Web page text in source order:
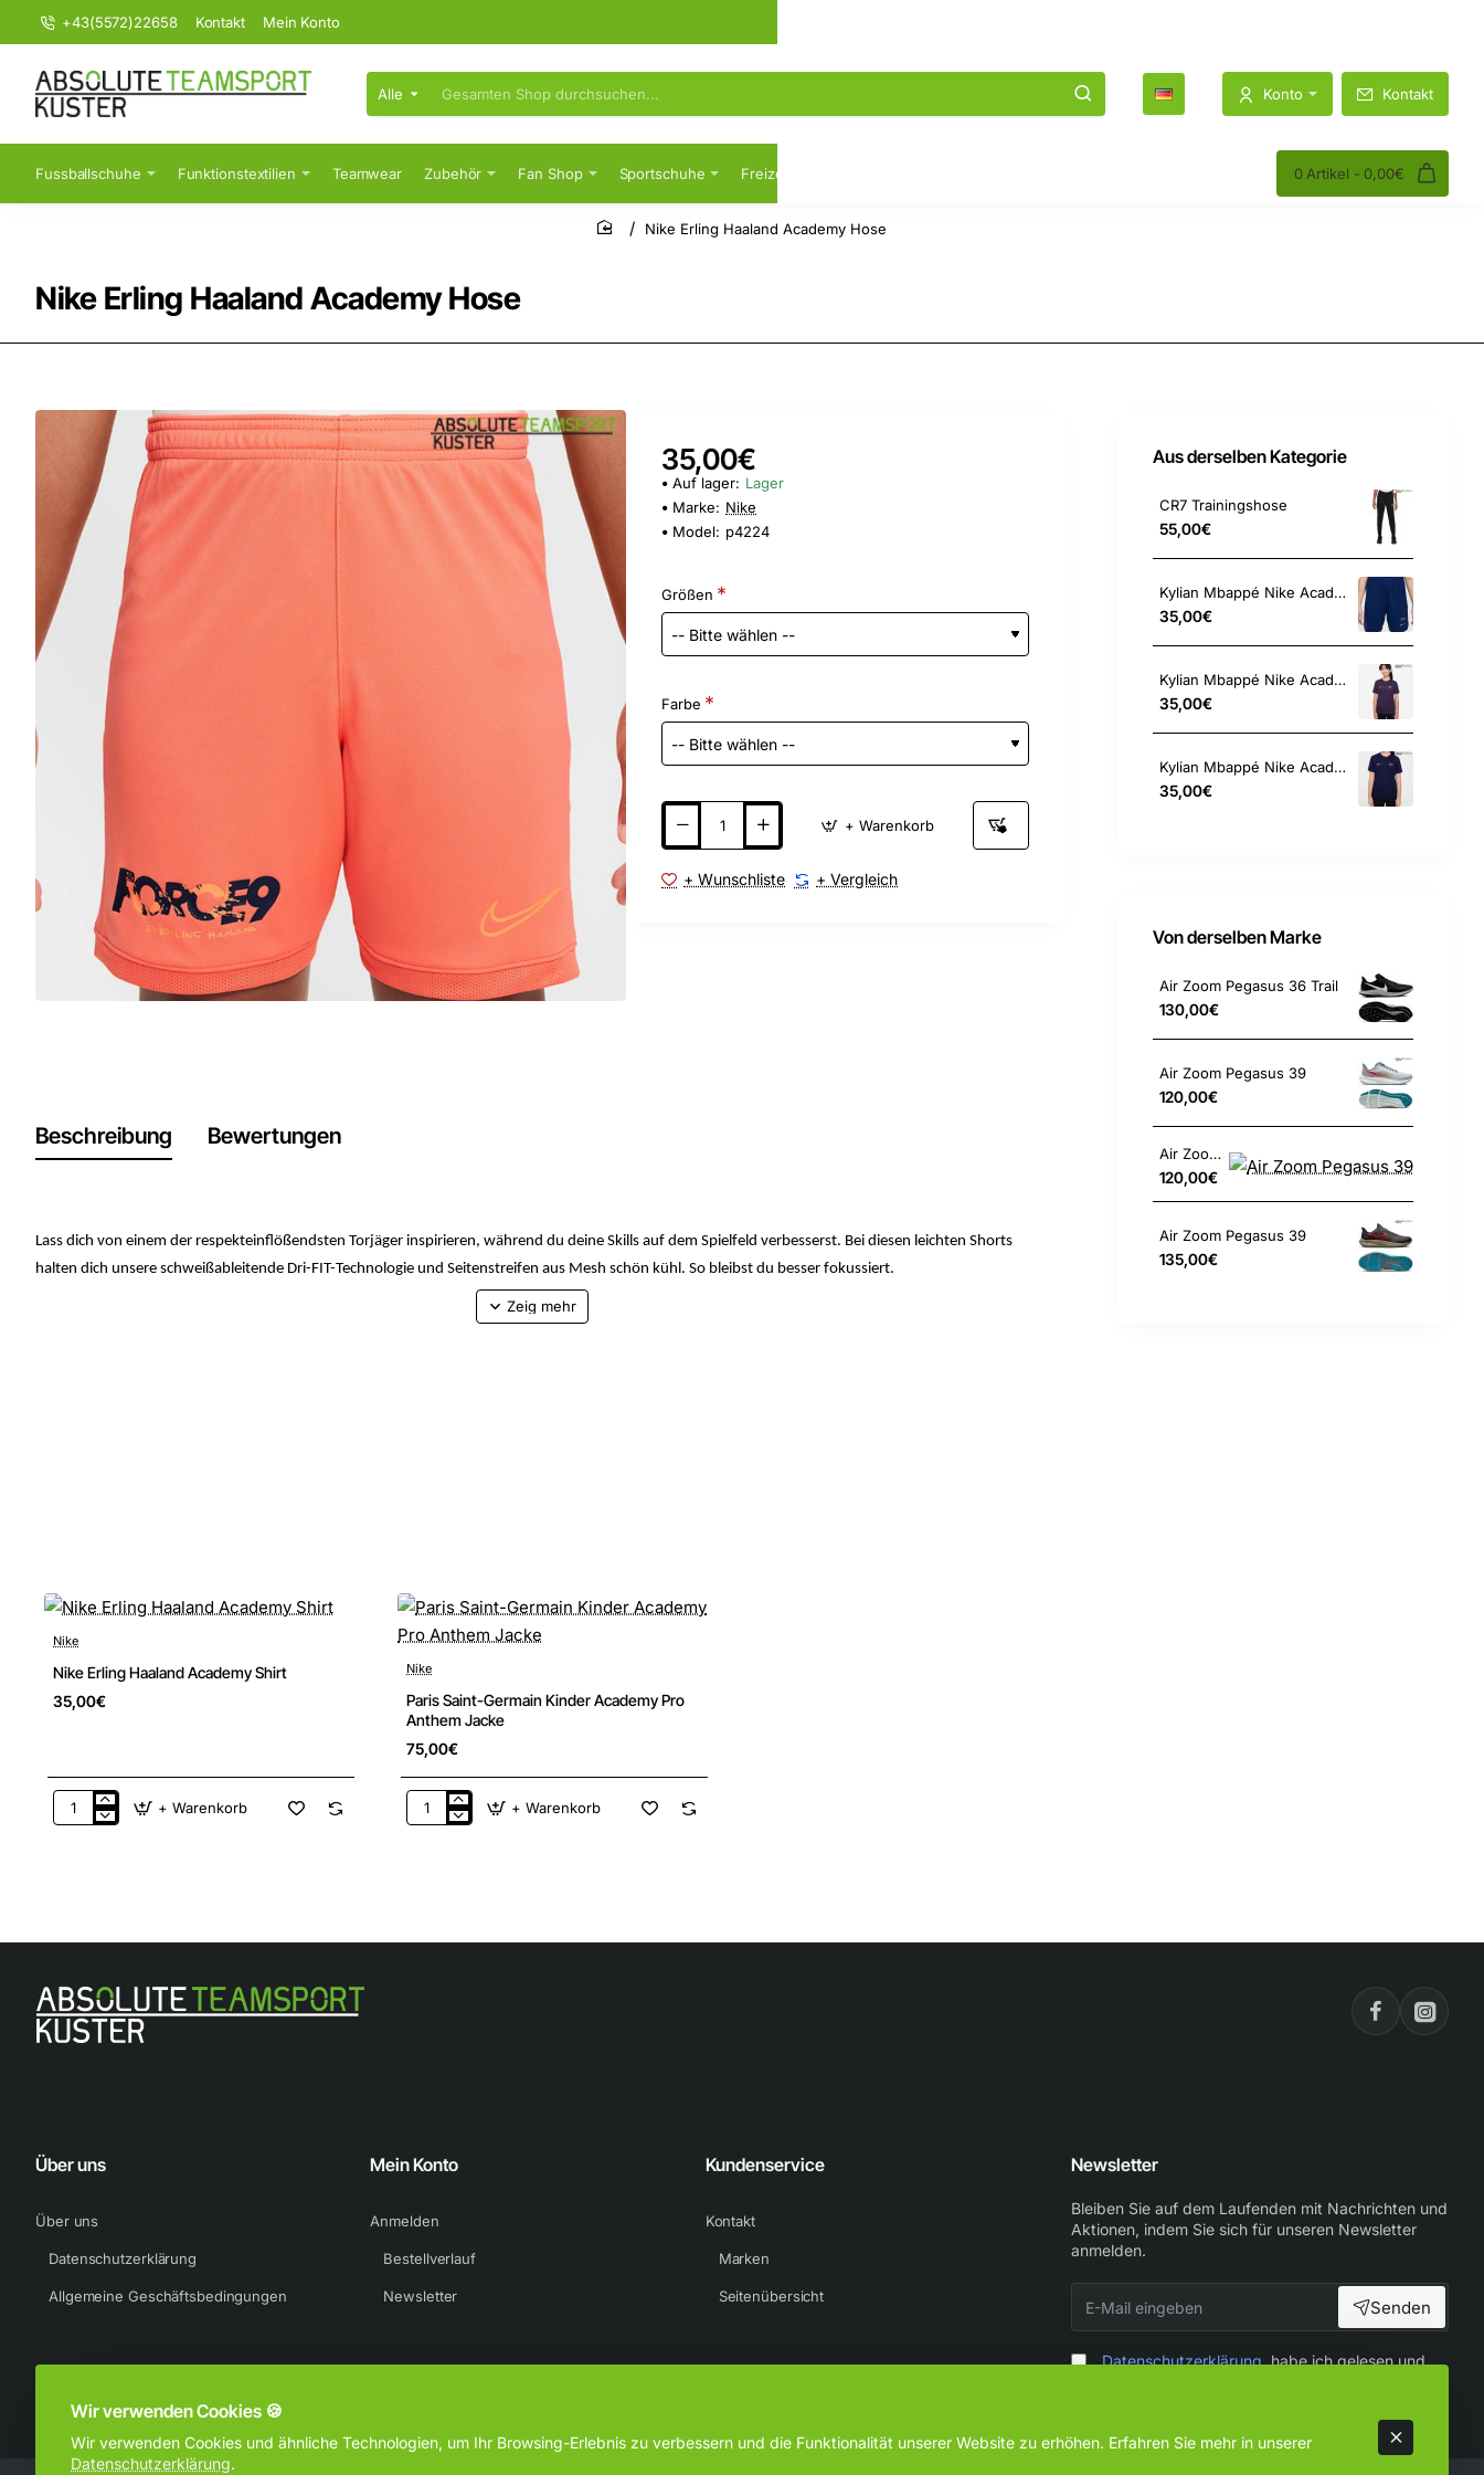
Wir verwenden Cookies 🍪
Wir verwenden Cookies und ähnliche Technologien, um Ihr Browsing-Erlebnis zu verbessern und die Funktionalität unserer Website zu erhöhen. Erfahren Sie mehr in unserer
Datenschutzerklärung.
+43(5572)22658 Kontakt Mein Konto
Alle
Gesamten
Shop
Konto Kontakt
Fussballschuhe Funktionstextilien Teamwear Zubehör Fan Shop Sportschuhe Freizeit 0 Artikel - 0,00€
Nike Erling Haaland Academy Hose
home
Nike Erling Haaland Academy Hose
35,00€
Auf lager: Lager
Marke: Nike
Model: p4224
Größen
Farbe
+ Warenkorb
+ Wunschliste + Vergleich
Beschreibung Bewertungen
Lass dich von einem der respekteinflößendsten Torjäger inspirieren, während du deine Skills auf dem Spielfeld verbesserst. Bei diesen leichten Shorts
halten dich unsere schweißableitende Dri-FIT-Technologie und Seitenstreifen aus Mesh schön kühl. So bleibst du besser fokussiert.
Aus derselben Kategorie
CR7 Trainingshose
55,00€
Kylian Mbappé Nike Academy Hose
35,00€
Kylian Mbappé Nike Academy Kinder Shirt
35,00€
Kylian Mbappé Nike Academy25 Shirt
35,00€
Von derselben Marke
Air Zoom Pegasus 36 Trail
130,00€
Air Zoom Pegasus 39
120,00€
Air Zoom Pegasus 39
120,00€
Air Zoom Pegasus 39
135,00€
Nike
Nike Erling Haaland Academy Shirt
35,00€
Nike
+ Warenkorb
Nike
Paris Saint-Germain Kinder Academy Pro
Anthem Jacke
75,00€
Paris
Jacke
+ Warenkorb
Über uns
Über uns
Datenschutzerklärung
Allgemeine Geschäftsbedingungen
Mein Konto
Anmelden
Bestellverlauf
Newsletter
Kundenservice
Kontakt
Marken
Seitenübersicht
Newsletter
Bleiben Sie auf dem Laufenden mit Nachrichten und
Aktionen, indem Sie sich für unseren Newsletter
anmelden.
Mail
Senden
Datenschutzerklärung habe ich gelesen und